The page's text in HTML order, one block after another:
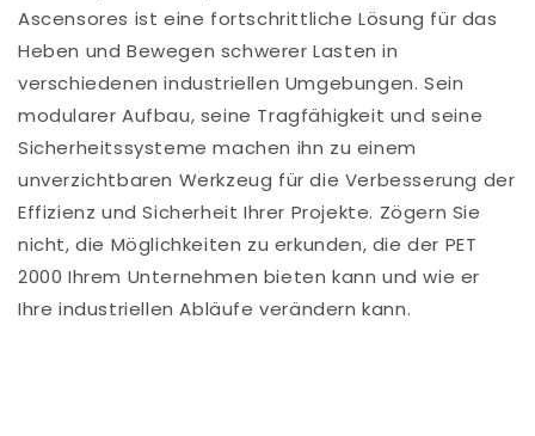
Ascensores ist eine fortschrittliche Lösung für das
Heben und Bewegen schwerer Lasten in
verschiedenen industriellen Umgebungen. Sein
modularer Aufbau, seine Tragfähigkeit und seine
Sicherheitssysteme machen ihn zu einem
unverzichtbaren Werkzeug für die Verbesserung der
Effizienz und Sicherheit Ihrer Projekte. Zögern Sie
nicht, die Möglichkeiten zu erkunden, die der PET
2000 Ihrem Unternehmen bieten kann und wie er
Ihre industriellen Abläufe verändern kann.